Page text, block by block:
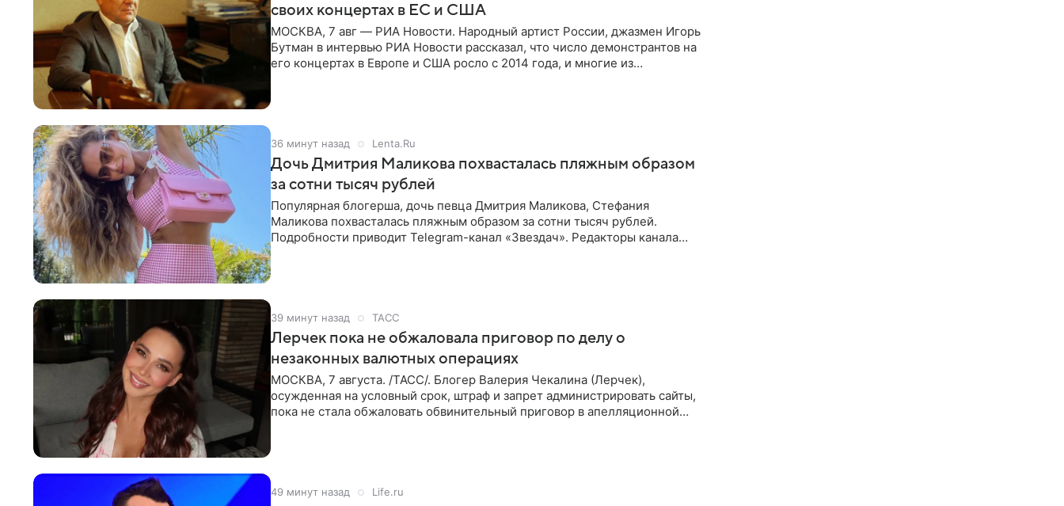
своих концертах в ЕС и США
МОСКВА, 7 авг — РИА Новости. Народный артист России, джазмен Игорь
Бутман в интервью РИА Новости рассказал, что число демонстрантов на
его концертах в Европе и США росло с 2014 года, и многие из
36 минут назад Lenta.Ru
Дочь Дмитрия Маликова похвасталась пляжным образом
за сотни тысяч рублей
Популярная блогерша, дочь певца Дмитрия Маликова, Стефания
Маликова похвасталась пляжным образом за сотни тысяч рублей.
Подробности приводит Telegram-канал «Звездач». Редакторы канала
39 минут назад ТАСС
Лерчек пока не обжаловала приговор по делу о
незаконных валютных операциях
МОСКВА, 7 августа. /ТАСС/. Блогер Валерия Чекалина (Лерчек),
осужденная на условный срок, штраф и запрет администрировать сайты,
пока не стала обжаловать обвинительный приговор в апелляционной
49 минут назад Life.ru